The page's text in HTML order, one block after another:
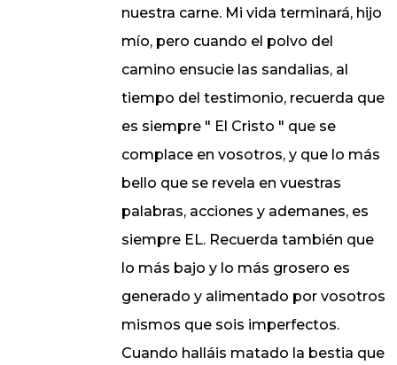
nuestra carne. Mi vida terminará, hijo
mío, pero cuando el polvo del
camino ensucie las sandalias, al
tiempo del testimonio, recuerda que
es siempre " El Cristo " que se
complace en vosotros, y que lo más
bello que se revela en vuestras
palabras, acciones y ademanes, es
siempre EL. Recuerda también que
lo más bajo y lo más grosero es
generado y alimentado por vosotros
mismos que sois imperfectos.
Cuando halláis matado la bestia que